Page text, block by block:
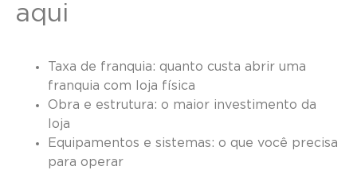
aqui
Taxa de franquia: quanto custa abrir uma
franquia com loja física
Obra e estrutura: o maior investimento da
loja
Equipamentos e sistemas: o que você precisa
para operar